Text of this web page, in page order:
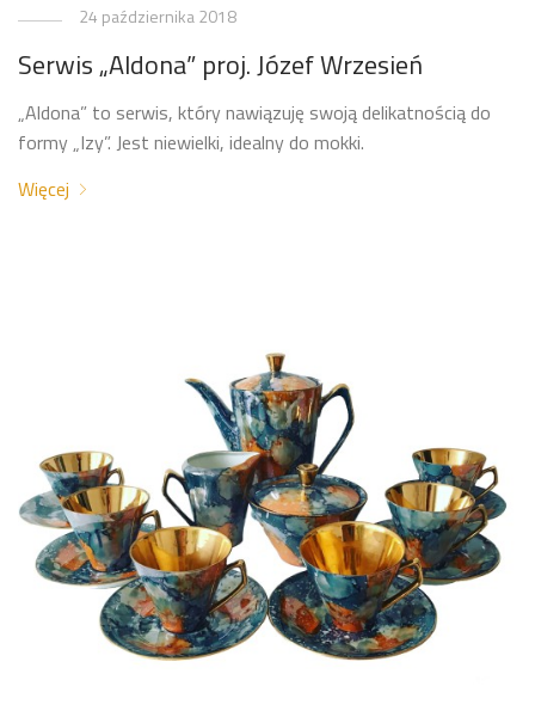
24 października 2018
Serwis „Aldona” proj. Józef Wrzesień
„Aldona” to serwis, który nawiązuję swoją delikatnością do
formy „Izy”. Jest niewielki, idealny do mokki.
Więcej